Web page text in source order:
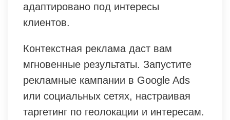
адаптировано под интересы
клиентов.
Контекстная реклама даст вам
мгновенные результаты. Запустите
рекламные кампании в Google Ads
или социальных сетях, настраивая
таргетинг по геолокации и интересам.